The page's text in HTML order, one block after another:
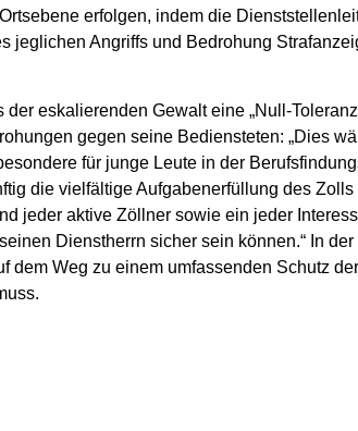
erfolgen, indem die
jeglichen Angriffs und Bedrohung
eskalierenden Gewalt eine „Null-
gegen seine Bediensteten: „Dies
für junge Leute in der
die vielfältige Aufgabenerfüllung des Zolls
jeder aktive Zöllner sowie ein jeder
Dienstherrn sicher sein können.“ In der
dem Weg zu einem umfassenden Schutz der